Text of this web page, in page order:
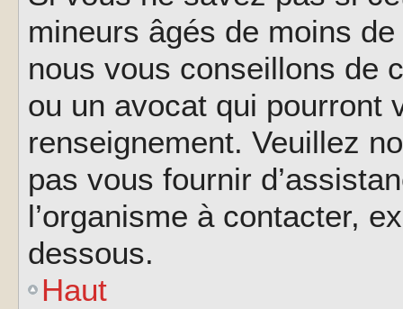
mineurs âgés de moins
nous vous conseillons de
ou un avocat qui pourront
renseignement. Veuillez
pas vous fournir
l’organisme à contacter,
dessous.
Haut